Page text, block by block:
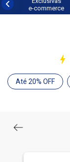
e-commerce
Até 20% OFF